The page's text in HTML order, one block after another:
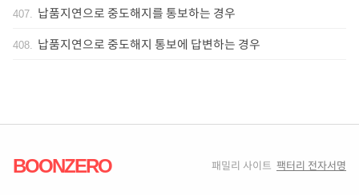
407. 납품지연으로 중도해지를 통보하는 경우
408. 납품지연으로 중도해지 통보에 답변하는 경우
BOONZERO 패밀리 사이트 팩터리 전자서명